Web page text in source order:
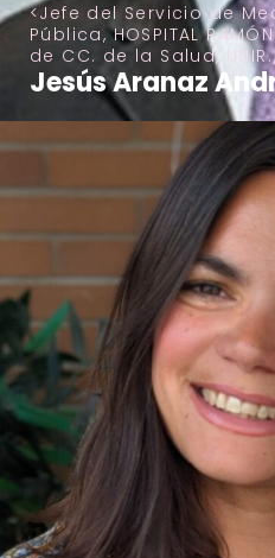
Jefe del Servicio de
Pública, HOSPITAL
de CC. de la Salud, UNIR.
Jesús Aranaz